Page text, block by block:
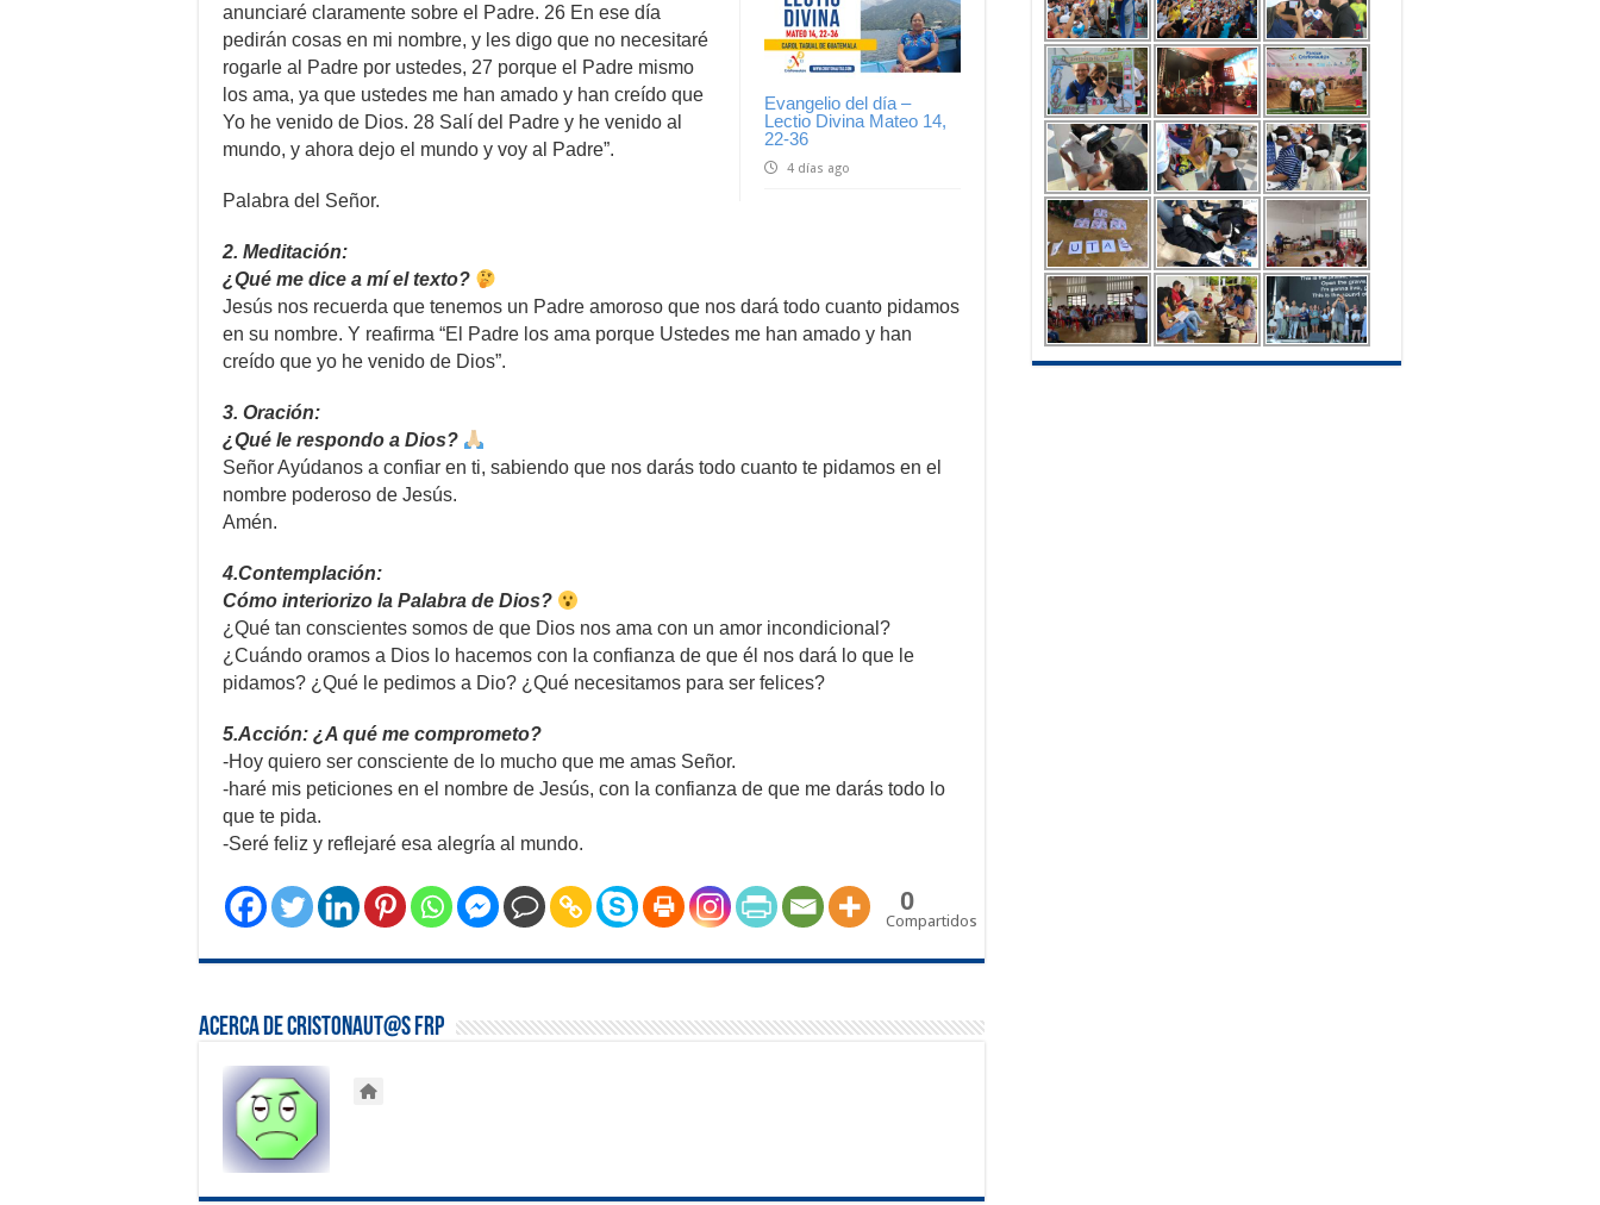
Evangelio del día –
Lectio Divina Mateo 14,
22-36
4 días ago
anunciaré claramente sobre el Padre. 26 En ese día
pedirán cosas en mi nombre, y les digo que no necesitaré
rogarle al Padre por ustedes, 27 porque el Padre mismo
los ama, ya que ustedes me han amado y han creído que
Yo he venido de Dios. 28 Salí del Padre y he venido al
mundo, y ahora dejo el mundo y voy al Padre”.
Palabra del Señor.
2. Meditación:
¿Qué me dice a mí el texto?
Jesús nos recuerda que tenemos un Padre amoroso que nos dará todo cuanto pidamos
en su nombre. Y reafirma “El Padre los ama porque Ustedes me han amado y han
creído que yo he venido de Dios”.
3. Oración:
¿Qué le respondo a Dios?
Señor Ayúdanos a confiar en ti, sabiendo que nos darás todo cuanto te pidamos en el
nombre poderoso de Jesús.
Amén.
4.Contemplación:
Cómo interiorizo la Palabra de Dios?
¿Qué tan conscientes somos de que Dios nos ama con un amor incondicional?
¿Cuándo oramos a Dios lo hacemos con la confianza de que él nos dará lo que le
pidamos? ¿Qué le pedimos a Dio? ¿Qué necesitamos para ser felices?
5.Acción: ¿A qué me comprometo?
-Hoy quiero ser consciente de lo mucho que me amas Señor.
-haré mis peticiones en el nombre de Jesús, con la confianza de que me darás todo lo
que te pida.
-Seré feliz y reflejaré esa alegría al mundo.
0
Compartidos
Acerca de Cristonaut@s FRP